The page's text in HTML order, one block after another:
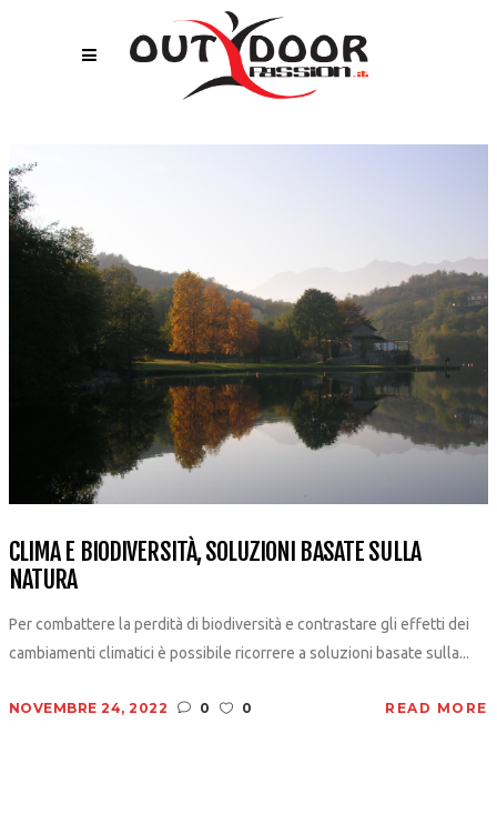
CLIMA E BIODIVERSITÀ, SOLUZIONI BASATE SULLA
NATURA
Per combattere la perdità di biodiversità e contrastare gli effetti dei
cambiamenti climatici è possibile ricorrere a soluzioni basate sulla...
NOVEMBRE 24, 2022 0 0 READ MORE